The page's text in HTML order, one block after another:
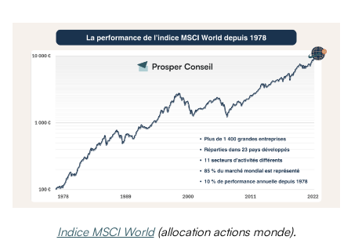
Indice MSCI World(allocation actions monde).